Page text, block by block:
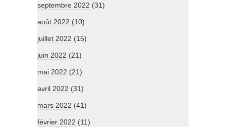
septembre 2022 (31)
août 2022 (10)
juillet 2022 (15)
juin 2022 (21)
mai 2022 (21)
avril 2022 (31)
mars 2022 (41)
février 2022 (11)